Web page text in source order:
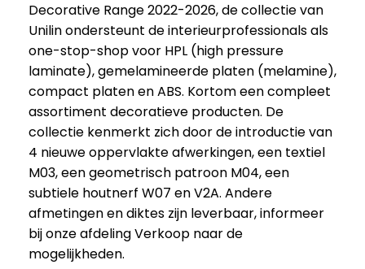
Decorative Range 2022-2026, de collectie van
Unilin ondersteunt de interieurprofessionals als
one-stop-shop voor HPL (high pressure
laminate), gemelamineerde platen (melamine),
compact platen en ABS. Kortom een compleet
assortiment decoratieve producten. De
collectie kenmerkt zich door de introductie van
4 nieuwe oppervlakte afwerkingen, een textiel
M03, een geometrisch patroon M04, een
subtiele houtnerf W07 en V2A. Andere
afmetingen en diktes zijn leverbaar, informeer
bij onze afdeling Verkoop naar de
mogelijkheden.